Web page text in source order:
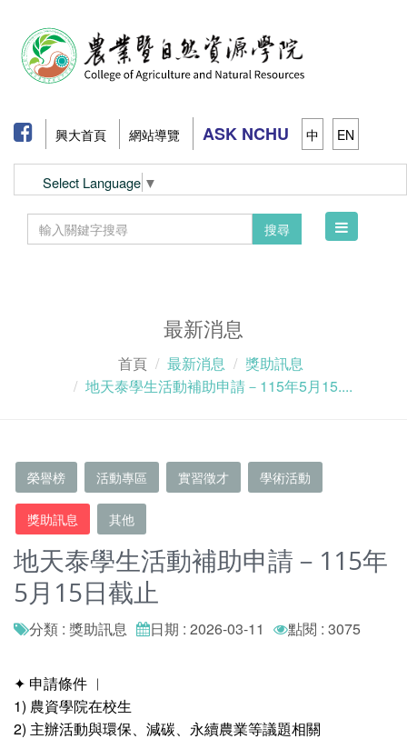
興大首頁 網站導覽 ASK NCHU 中 EN
Select Language ▼
搜尋
Toggle
最新消息
首頁 最新消息
獎助訊息
地天泰學生活動補助申請－115年5月15....
榮譽榜 活動專區 實習徵才 學術活動
獎助訊息 其他
地天泰學生活動補助申請－115年
5月15日截止
分類 : 獎助訊息 日期 : 2026-03-11 點閱 : 3075
✦ 申請條件 ︱
1) 農資學院在校生
2) 主辦活動與環保、減碳、永續農業等議題相關